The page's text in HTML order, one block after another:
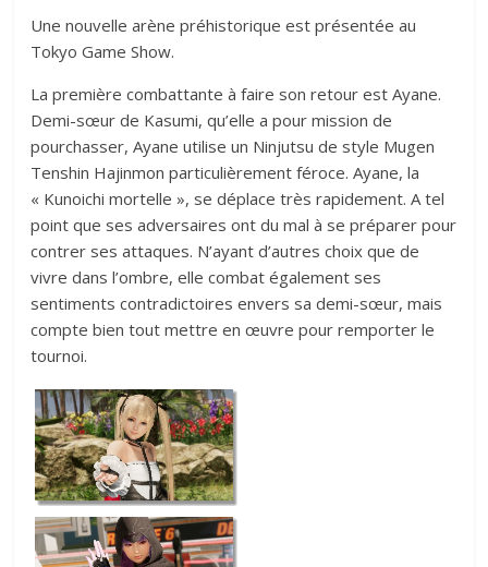
Une nouvelle arène préhistorique est présentée au
Tokyo Game Show.
La première combattante à faire son retour est Ayane.
Demi-sœur de Kasumi, qu’elle a pour mission de
pourchasser, Ayane utilise un Ninjutsu de style Mugen
Tenshin Hajinmon particulièrement féroce. Ayane, la
« Kunoichi mortelle », se déplace très rapidement. A tel
point que ses adversaires ont du mal à se préparer pour
contrer ses attaques. N’ayant d’autres choix que de
vivre dans l’ombre, elle combat également ses
sentiments contradictoires envers sa demi-sœur, mais
compte bien tout mettre en œuvre pour remporter le
tournoi.